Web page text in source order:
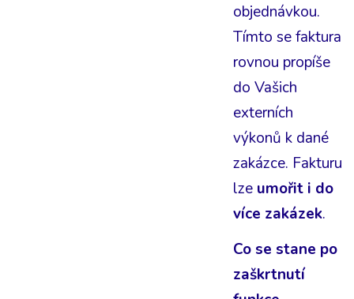
objednávkou.
Tímto se faktura
rovnou propíše
do Vašich
externích
výkonů k dané
zakázce. Fakturu
lze umořit i do
více zakázek.
Co se stane po
zaškrtnutí